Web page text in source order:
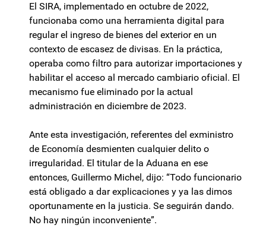
El SIRA, implementado en octubre de 2022,
funcionaba como una herramienta digital para
regular el ingreso de bienes del exterior en un
contexto de escasez de divisas. En la práctica,
operaba como filtro para autorizar importaciones y
habilitar el acceso al mercado cambiario oficial. El
mecanismo fue eliminado por la actual
administración en diciembre de 2023.
Ante esta investigación, referentes del exministro
de Economía desmienten cualquier delito o
irregularidad. El titular de la Aduana en ese
entonces, Guillermo Michel, dijo: “Todo funcionario
está obligado a dar explicaciones y ya las dimos
oportunamente en la justicia. Se seguirán dando.
No hay ningún inconveniente”.